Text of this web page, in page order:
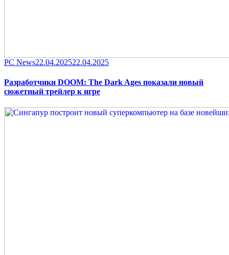
Category
PC NewsPosted
22.04.202522.04.2025
Разработчики DOOM: The Dark Ages показали новый
сюжетный трейлер к игре